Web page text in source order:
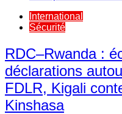
International
Sécurité
RDC–Rwanda :
déclarations
FDLR, Kigali
Kinshasa